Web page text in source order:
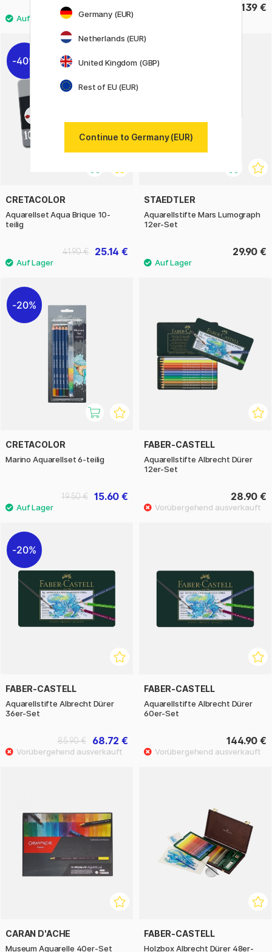
139 €
40%
CRETACOLOR
Aquarellset Aqua Brique 10-
teilig
25.14 €
41.90 €
STAEDTLER
Aquarellstifte Mars Lumograph
12er-Set
29.90 €
20%
CRETACOLOR
Marino Aquarellset 6-teilig
15.60 €
19.50 €
FABER-CASTELL
Aquarellstifte Albrecht Dürer
12er-Set
28.90 €
20%
FABER-CASTELL
Aquarellstifte Albrecht Dürer
36er-Set
68.72 €
85.90 €
FABER-CASTELL
Aquarellstifte Albrecht Dürer
60er-Set
144.90 €
CARAN D'ACHE
Museum Aquarelle 40er-Set
FABER-CASTELL
Holzbox Albrecht Dürer 48er-
Germany (EUR)
Netherlands (EUR)
United Kingdom (GBP)
Rest of EU (EUR)
Continue to Germany (EUR)